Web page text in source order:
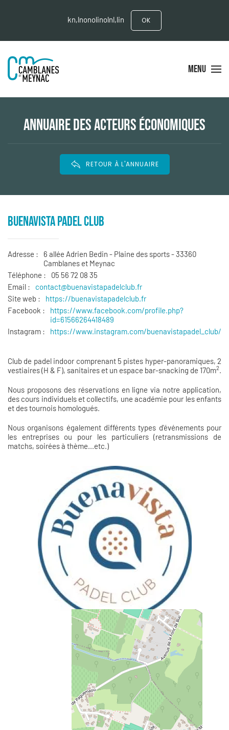
kn,lnonolinolnl,lin OK
MENU
ANNUAIRE DES ACTEURS ÉCONOMIQUES
RETOUR À L'ANNUAIRE
BUENAVISTA PADEL CLUB
Adresse :
6 allée Adrien Bedin - Plaine des sports - 33360
Camblanes et Meynac
Téléphone :
05 56 72 08 35
Email :
contact@buenavistapadelclub.fr
Site web :
https://buenavistapadelclub.fr
Facebook :
https://www.facebook.com/profile.php?
id=61566264418489
Instagram :
https://www.instagram.com/buenavistapadel_club/
Club de padel indoor comprenant 5 pistes hyper-panoramiques, 2
vestiaires (H & F), sanitaires et un espace bar-snacking de 170m2.
Nous proposons des réservations en ligne via notre application,
des cours individuels et collectifs, une académie pour les enfants
et des tournois homologués.
Nous organisons également différents types d'événements pour
les entreprises ou pour les particuliers (retransmissions de
matchs, soirées à thème...etc.)